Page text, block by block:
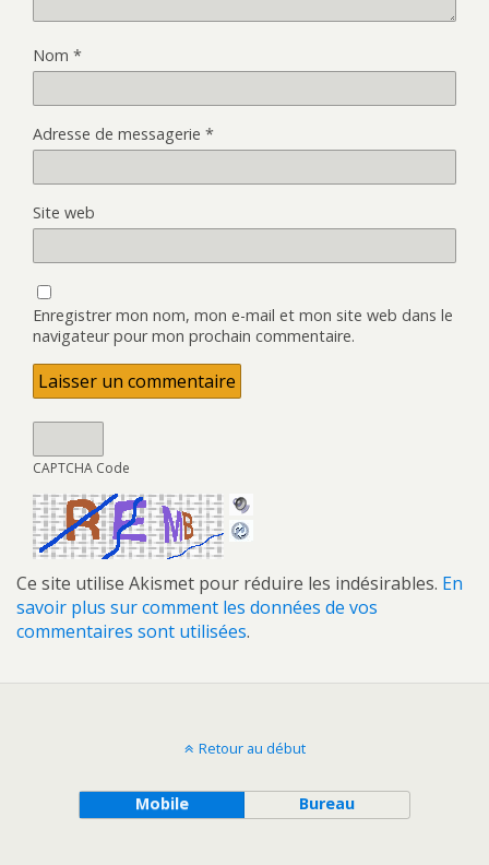
Nom *
Adresse de messagerie *
Site web
Enregistrer mon nom, mon e-mail et mon site web dans le
navigateur pour mon prochain commentaire.
CAPTCHA Code
Ce site utilise Akismet pour réduire les indésirables. En
savoir plus sur comment les données de vos
commentaires sont utilisées.
Retour au début
Mobile Bureau